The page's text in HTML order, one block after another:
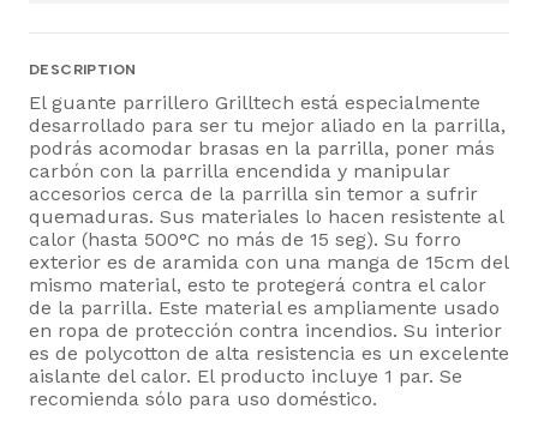
DESCRIPTION
El guante parrillero Grilltech está especialmente
desarrollado para ser tu mejor aliado en la parrilla,
podrás acomodar brasas en la parrilla, poner más
carbón con la parrilla encendida y manipular
accesorios cerca de la parrilla sin temor a sufrir
quemaduras. Sus materiales lo hacen resistente al
calor (hasta 500°C no más de 15 seg). Su forro
exterior es de aramida con una manga de 15cm del
mismo material, esto te protegerá contra el calor
de la parrilla. Este material es ampliamente usado
en ropa de protección contra incendios. Su interior
es de polycotton de alta resistencia es un excelente
aislante del calor. El producto incluye 1 par. Se
recomienda sólo para uso doméstico.